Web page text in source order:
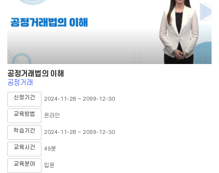
공정거래법의 이해
공정거래
신청기간 2024-11-28 ~ 2099-12-30
교육방법 온라인
학습기간 2024-11-28 ~ 2099-12-30
교육시간 49분
교육분야 입문